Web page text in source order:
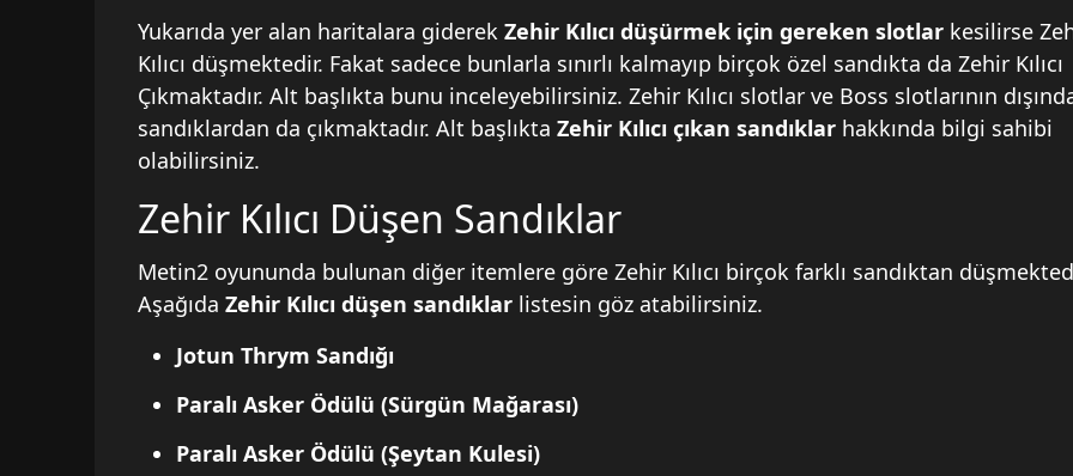
Yukarıda yer alan haritalara giderekZehir Kılıcı düşürmek için gereken slotlar kesilirse
Kılıcı düşmektedir. Fakat sadece bunlarla sınırlı kalmayıp birçok özel sandıkta da Zehir Kılıcı
Çıkmaktadır. Alt başlıkta bunu inceleyebilirsiniz. Zehir Kılıcı slotlar ve Boss slotlarının
sandıklardan da çıkmaktadır. Alt başlıktaZehir Kılıcı çıkan sandıklar hakkında bilgi sahibi
olabilirsiniz.
Zehir Kılıcı Düşen Sandıklar
Metin2 oyununda bulunan diğer itemlere göre Zehir Kılıcı birçok farklı sandıktan
AşağıdaZehir Kılıcı düşen sandıklar listesin göz atabilirsiniz.
Jotun Thrym Sandığı
Paralı Asker Ödülü (Sürgün Mağarası)
Paralı Asker Ödülü (Şeytan Kulesi)